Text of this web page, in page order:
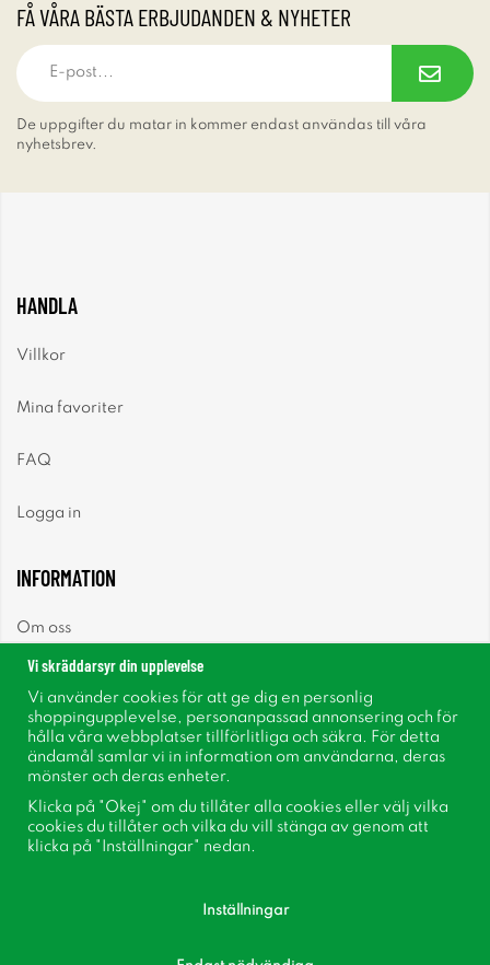
FÅ VÅRA BÄSTA ERBJUDANDEN & NYHETER
De uppgifter du matar in kommer endast användas till våra
nyhetsbrev.
HANDLA
Villkor
Mina favoriter
FAQ
Logga in
INFORMATION
Om oss
Nyhetsbrev
Om cookies
Inspiration
Vi skräddarsyr din upplevelse
Vi använder cookies för att ge dig en personlig
shoppingupplevelse, personanpassad annonsering och för
hålla våra webbplatser tillförlitliga och säkra. För detta
ändamål samlar vi in information om användarna, deras
mönster och deras enheter.
Klicka på "Okej" om du tillåter alla cookies eller välj vilka
cookies du tillåter och vilka du vill stänga av genom att
klicka på "Inställningar" nedan.
Inställningar